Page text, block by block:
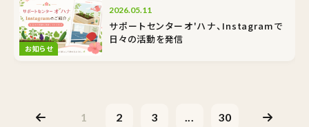
お知らせ
2026.05.11
サポートセンターオ'ハナ、Instagramで
日々の活動を発信
1 2 3 ... 30